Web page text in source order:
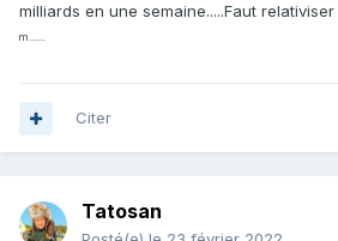
milliards en une semaine.....Faut relativiser
m.......
Citer
Tatosan